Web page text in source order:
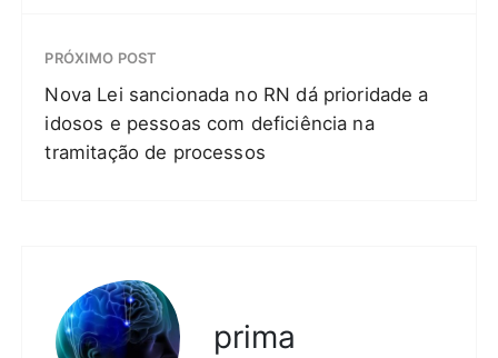
PRÓXIMO POST
Nova Lei sancionada no RN dá prioridade a
idosos e pessoas com deficiência na
tramitação de processos
prima